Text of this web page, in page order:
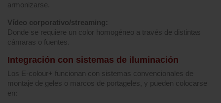
armonizarse.
Vídeo corporativo/streaming:
Donde se requiere un color homogéneo a través de distintas
cámaras o fuentes.
Integración con sistemas de iluminación
Los E‑colour+ funcionan con sistemas convencionales de
montaje de geles o marcos de portageles, y pueden colocarse
en: